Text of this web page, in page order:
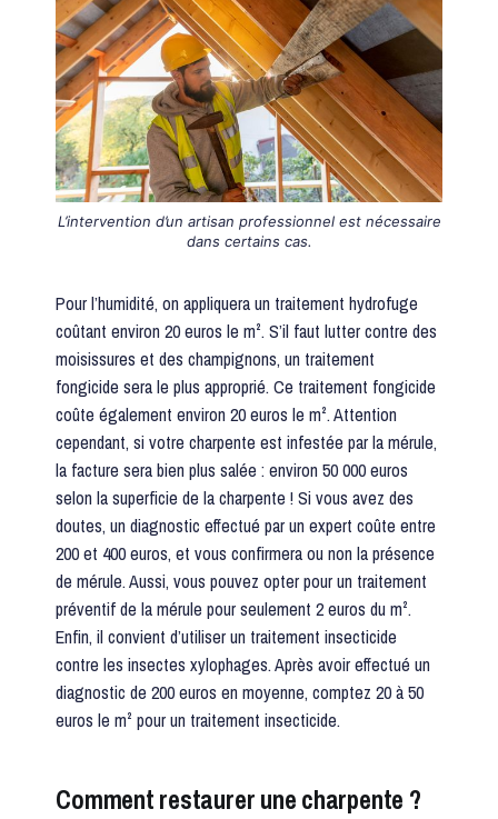
L’intervention d’un artisan professionnel est nécessaire
dans certains cas.
Pour l’humidité, on appliquera un traitement hydrofuge
coûtant environ 20 euros le m². S’il faut lutter contre des
moisissures et des champignons, un traitement
fongicide sera le plus approprié. Ce traitement fongicide
coûte également environ 20 euros le m². Attention
cependant, si votre charpente est infestée par la mérule,
la facture sera bien plus salée : environ 50 000 euros
selon la superficie de la charpente ! Si vous avez des
doutes, un diagnostic effectué par un expert coûte entre
200 et 400 euros, et vous confirmera ou non la présence
de mérule. Aussi, vous pouvez opter pour un traitement
préventif de la mérule pour seulement 2 euros du m².
Enfin, il convient d’utiliser un traitement insecticide
contre les insectes xylophages. Après avoir effectué un
diagnostic de 200 euros en moyenne, comptez 20 à 50
euros le m² pour un traitement insecticide.
Comment restaurer une charpente ?